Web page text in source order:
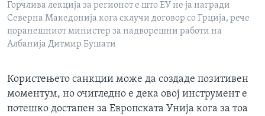
Горчлива лекција за регионот е што ЕУ не ја награди
Северна Македонија кога склучи договор со Грција, рече
поранешниот министер за надворешни работи на
Албанија Дитмир Бушати
Користењето санкции може да создаде позитивен
моментум, но очигледно е дека овој инструмент е
потешко достапен за Европската Унија кога за тоа